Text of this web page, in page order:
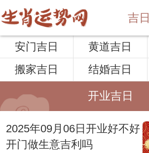
吉日
安门吉日 黄道吉日
搬家吉日
结婚吉日
开业吉日
2025年09月06日开业好不好
开门做生意吉利吗